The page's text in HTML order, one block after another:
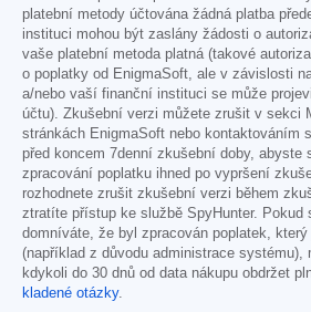
platební metody účtována žádná platba
instituci mohou být zaslány žádosti o
vaše platební metoda platná (takové
o poplatky od EnigmaSoft, ale v závislosti
a/nebo vaší finanční instituci se může
účtu). Zkušební verzi můžete zrušit v sekci
stránkách EnigmaSoft nebo kontaktováním
před koncem 7denní zkušební doby, abyste
zpracování poplatku ihned po vypršení
rozhodnete zrušit zkušební verzi během
ztratíte přístup ke službě SpyHunter. Pokud
domníváte, že byl zpracován poplatek,
(například z důvodu administrace systému),
kdykoli do 30 dnů od data nákupu obdržet
kladené otázky.